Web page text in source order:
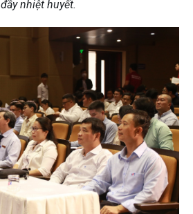
đầy nhiệt huyết.